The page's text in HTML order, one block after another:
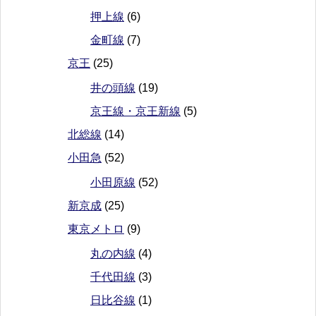
押上線 (6)
金町線 (7)
京王 (25)
井の頭線 (19)
京王線・京王新線 (5)
北総線 (14)
小田急 (52)
小田原線 (52)
新京成 (25)
東京メトロ (9)
丸の内線 (4)
千代田線 (3)
日比谷線 (1)